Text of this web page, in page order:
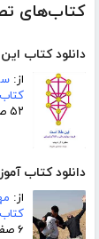
کتاب‌های
دانلود کتاب
از:
۵۲ صفحه
دانلود کتاب
از:
۶ صفحه